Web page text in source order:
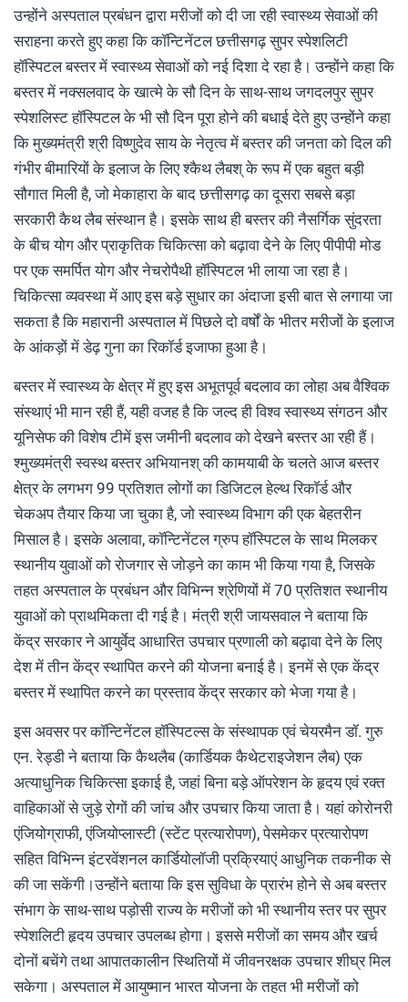
उन्होंने अस्पताल प्रबंधन द्वारा मरीजों को दी जा रही स्वास्थ्य सेवाओं की
सराहना करते हुए कहा कि कॉन्टिनेंटल छत्तीसगढ़ सुपर स्पेशलिटी
हॉस्पिटल बस्तर में स्वास्थ्य सेवाओं को नई दिशा दे रहा है। उन्होंने कहा कि
बस्तर में नक्सलवाद के खात्मे के सौ दिन के साथ-साथ जगदलपुर सुपर
स्पेशलिस्ट हॉस्पिटल के भी सौ दिन पूरा होने की बधाई देते हुए उन्होंने कहा
कि मुख्यमंत्री श्री विष्णुदेव साय के नेतृत्व में बस्तर की जनता को दिल की
गंभीर बीमारियों के इलाज के लिए श्कैथ लैबश् के रूप में एक बहुत बड़ी
सौगात मिली है, जो मेकाहारा के बाद छत्तीसगढ़ का दूसरा सबसे बड़ा
सरकारी कैथ लैब संस्थान है। इसके साथ ही बस्तर की नैसर्गिक सुंदरता
के बीच योग और प्राकृतिक चिकित्सा को बढ़ावा देने के लिए पीपीपी मोड
पर एक समर्पित योग और नेचरोपैथी हॉस्पिटल भी लाया जा रहा है।
चिकित्सा व्यवस्था में आए इस बड़े सुधार का अंदाजा इसी बात से लगाया जा
सकता है कि महारानी अस्पताल में पिछले दो वर्षों के भीतर मरीजों के इलाज
के आंकड़ों में डेढ़ गुना का रिकॉर्ड इजाफा हुआ है।
बस्तर में स्वास्थ्य के क्षेत्र में हुए इस अभूतपूर्व बदलाव का लोहा अब वैश्विक
संस्थाएं भी मान रही हैं, यही वजह है कि जल्द ही विश्व स्वास्थ्य संगठन और
यूनिसेफ की विशेष टीमें इस जमीनी बदलाव को देखने बस्तर आ रही हैं।
श्मुख्यमंत्री स्वस्थ बस्तर अभियानश् की कामयाबी के चलते आज बस्तर
क्षेत्र के लगभग 99 प्रतिशत लोगों का डिजिटल हेल्थ रिकॉर्ड और
चेकअप तैयार किया जा चुका है, जो स्वास्थ्य विभाग की एक बेहतरीन
मिसाल है। इसके अलावा, कॉन्टिनेंटल ग्रुप हॉस्पिटल के साथ मिलकर
स्थानीय युवाओं को रोजगार से जोड़ने का काम भी किया गया है, जिसके
तहत अस्पताल के प्रबंधन और विभिन्न श्रेणियों में 70 प्रतिशत स्थानीय
युवाओं को प्राथमिकता दी गई है। मंत्री श्री जायसवाल ने बताया कि
केंद्र सरकार ने आयुर्वेद आधारित उपचार प्रणाली को बढ़ावा देने के लिए
देश में तीन केंद्र स्थापित करने की योजना बनाई है। इनमें से एक केंद्र
बस्तर में स्थापित करने का प्रस्ताव केंद्र सरकार को भेजा गया है।
इस अवसर पर कॉन्टिनेंटल हॉस्पिटल्स के संस्थापक एवं चेयरमैन डॉ. गुरु
एन. रेड्डी ने बताया कि कैथलैब (कार्डियक कैथेटराइजेशन लैब) एक
अत्याधुनिक चिकित्सा इकाई है, जहां बिना बड़े ऑपरेशन के हृदय एवं रक्त
वाहिकाओं से जुड़े रोगों की जांच और उपचार किया जाता है। यहां कोरोनरी
एंजियोग्राफी, एंजियोप्लास्टी (स्टेंट प्रत्यारोपण), पेसमेकर प्रत्यारोपण
सहित विभिन्न इंटरवेंशनल कार्डियोलॉजी प्रक्रियाएं आधुनिक तकनीक से
की जा सकेंगी।उन्होंने बताया कि इस सुविधा के प्रारंभ होने से अब बस्तर
संभाग के साथ-साथ पड़ोसी राज्य के मरीजों को भी स्थानीय स्तर पर सुपर
स्पेशलिटी हृदय उपचार उपलब्ध होगा। इससे मरीजों का समय और खर्च
दोनों बचेंगे तथा आपातकालीन स्थितियों में जीवनरक्षक उपचार शीघ्र मिल
सकेगा। अस्पताल में आयुष्मान भारत योजना के तहत भी मरीजों को